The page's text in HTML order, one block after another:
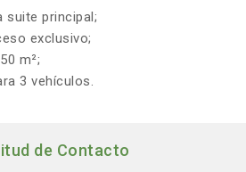
suite principal;
exclusivo;
m²;
3 vehículos.
de Contacto